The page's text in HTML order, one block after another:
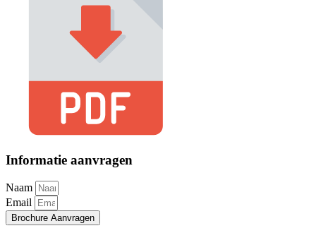
Informatie aanvragen
Naam
Email
Brochure Aanvragen